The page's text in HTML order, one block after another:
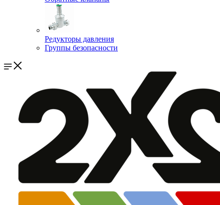
Редукторы давления
Группы безопасности